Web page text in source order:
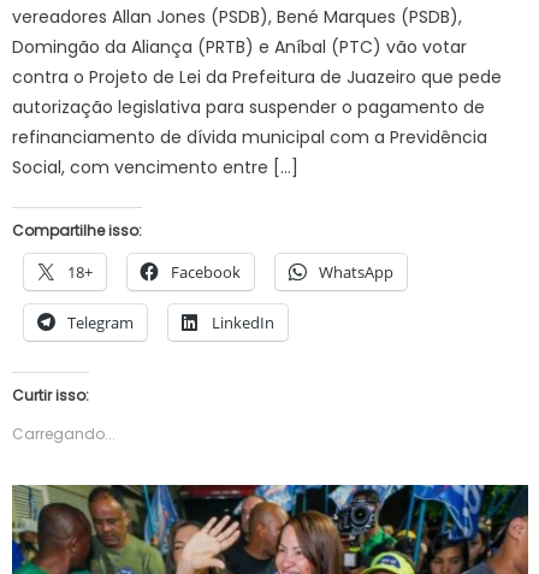
vereadores Allan Jones (PSDB), Bené Marques (PSDB),
Domingão da Aliança (PRTB) e Aníbal (PTC) vão votar
contra o Projeto de Lei da Prefeitura de Juazeiro que pede
autorização legislativa para suspender o pagamento de
refinanciamento de dívida municipal com a Previdência
Social, com vencimento entre […]
Compartilhe isso:
18+ Facebook WhatsApp
Telegram LinkedIn
Curtir isso:
Carregando...